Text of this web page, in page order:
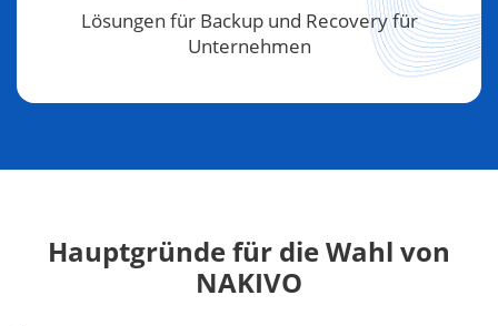
Lösungen für Backup und Recovery für
Unternehmen
Hauptgründe für die Wahl von
NAKIVO